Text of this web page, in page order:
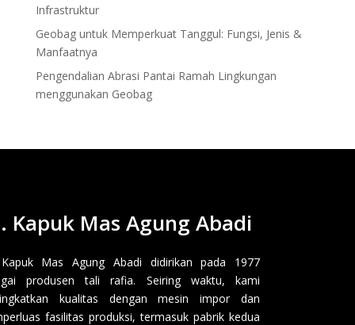
Infrastruktur
Geobag untuk Memperkuat Tanggul: Fungsi, Jenis &
Manfaatnya
Pengendalian Abrasi Pantai Ramah Lingkungan
menggunakan Geobag
Kapuk Mas Agung Abadi
Mas Agung Abadi didirikan pada 1977
produsen tali rafia. Seiring waktu, kami
kualitas dengan mesin impor dan
fasilitas produksi, termasuk pabrik kedua